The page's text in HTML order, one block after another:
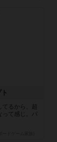
てるから、超
って感じ。パ